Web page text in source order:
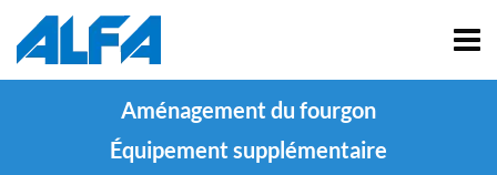
Aménagement du fourgon
Équipement supplémentaire